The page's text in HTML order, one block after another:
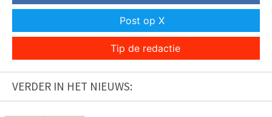
Post op X
Tip de redactie
VERDER IN HET NIEUWS: